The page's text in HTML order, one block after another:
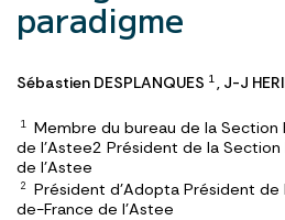
paradigme
Sébastien DESPLANQUES 1 , J-J
1 Membre du bureau de la Section
de l’Astee2 Président de la
de l’Astee
2 Président d'Adopta Président de
de-France de l'Astee